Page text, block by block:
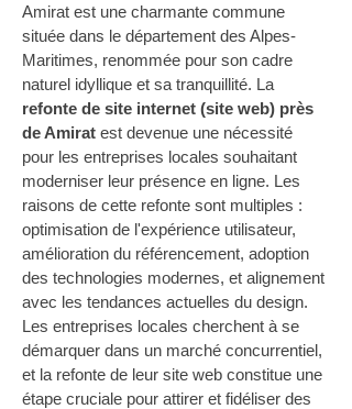
Amirat est une charmante commune
située dans le département des Alpes-
Maritimes, renommée pour son cadre
naturel idyllique et sa tranquillité. La
refonte de site internet (site web) près
de Amirat est devenue une nécessité
pour les entreprises locales souhaitant
moderniser leur présence en ligne. Les
raisons de cette refonte sont multiples :
optimisation de l'expérience utilisateur,
amélioration du référencement, adoption
des technologies modernes, et alignement
avec les tendances actuelles du design.
Les entreprises locales cherchent à se
démarquer dans un marché concurrentiel,
et la refonte de leur site web constitue une
étape cruciale pour attirer et fidéliser des